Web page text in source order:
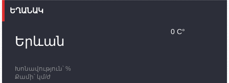
պատասխանատուներ կմնան ԼՂ-ում՝ մինչև
որոնողափրկարարական աշխատանքների
11:03
ՄԱԿ-ի առաքելությունը շատ, շատ, շատ օգտակար
ԵՂԱՆԱԿ
Երևան
Խոնավություն՝ %
Քամի՝ կմ/ժ
0 C°